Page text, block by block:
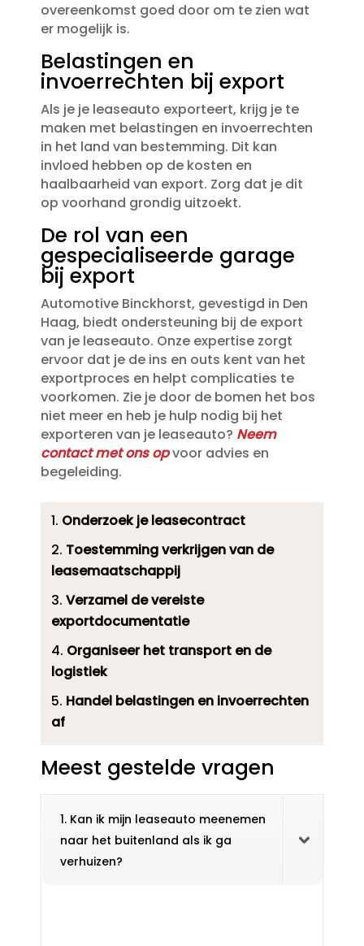
overeenkomst goed door om te zien wat
er mogelijk is.​
Belastingen en
invoerrechten bij export
Als je je leaseauto exporteert, krijg je te
maken met belastingen en invoerrechten
in het land van bestemming.​ Dit kan
invloed hebben op de kosten en
haalbaarheid van export.​ Zorg dat je dit
op voorhand grondig uitzoekt.​
De rol van een
gespecialiseerde garage
bij export
Automotive Binckhorst, gevestigd in Den
Haag, biedt ondersteuning bij de export
van je leaseauto.​ Onze expertise zorgt
ervoor dat je de ins en outs kent van het
exportproces en helpt complicaties te
voorkomen.​ Zie je door de bomen het bos
niet meer en heb je hulp nodig bij het
exporteren van je leaseauto? Neem
contact met ons opvoor advies en
begeleiding.​
Onderzoek je leasecontract
Toestemming verkrijgen van de
leasemaatschappij
Verzamel de vereiste
exportdocumentatie
Organiseer het transport en de
logistiek
Handel belastingen en invoerrechten
af
Meest gestelde vragen
1. Kan ik mijn leaseauto meenemen
naar het buitenland als ik ga
verhuizen?